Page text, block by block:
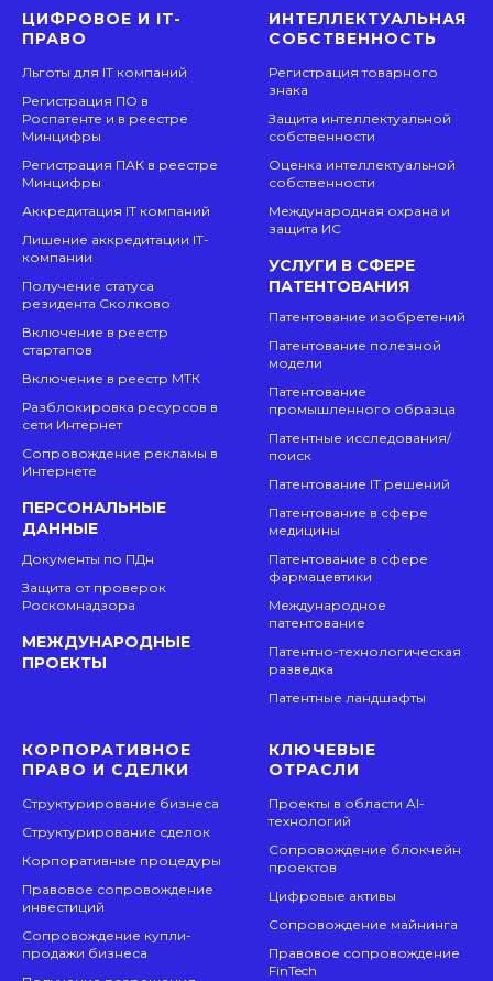
ЦИФРОВОЕ И IT-
ПРАВО
Льготы для IT компаний
Регистрация ПО в
Роспатенте и в реестре
Минцифры
Регистрация ПАК в реестре
Минцифры
Аккредитация IT компаний
Лишение аккредитации IT-
компании
Получение статуса
резидента Сколково
Включение в реестр
стартапов
Включение в реестр МТК
Разблокировка ресурсов в
сети Интернет
Сопровождение рекламы в
Интернете
ПЕРСОНАЛЬНЫЕ
ДАННЫЕ
Документы по ПДн
Защита от проверок
Роскомнадзора
МЕЖДУНАРОДНЫЕ
ПРОЕКТЫ
ИНТЕЛЛЕКТУАЛЬНАЯ
СОБСТВЕННОСТЬ
Регистрация товарного
знака
Защита интеллектуальной
собственности
Оценка интеллектуальной
собственности
Международная охрана и
защита ИС
УСЛУГИ В СФЕРЕ
ПАТЕНТОВАНИЯ
Патентование изобретений
Патентование полезной
модели
Патентование
промышленного образца
Патентные исследования/
поиск
Патентование IT решений
Патентование в сфере
медицины
Патентование в сфере
фармацевтики
Международное
патентование
Патентно-технологическая
разведка
Патентные ландшафты
КОРПОРАТИВНОЕ
ПРАВО И СДЕЛКИ
Структурирование бизнеса
Структурирование сделок
Корпоративные процедуры
Правовое сопровождение
инвестиций
Сопровождение купли-
продажи бизнеса
КЛЮЧЕВЫЕ
ОТРАСЛИ
Проекты в области AI-
технологий
Сопровождение блокчейн
проектов
Цифровые активы
Сопровождение майнинга
Правовое сопровождение
FinTech